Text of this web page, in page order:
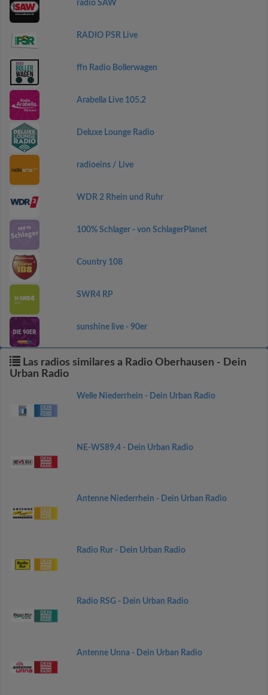
radio SAW
RADIO PSR Live
ffn Radio Bollerwagen
Arabella Live 105.2
Deluxe Lounge Radio
radioeins / Live
WDR 2 Rhein und Ruhr
100% Schlager - von SchlagerPlanet
Country 108
SWR4 RP
sunshine live - 90er
Las radios similares a Radio Oberhausen - Dein
Urban Radio
Welle Niederrhein - Dein Urban Radio
NE-WS89,4 - Dein Urban Radio
Antenne Niederrhein - Dein Urban Radio
Radio Rur - Dein Urban Radio
Radio RSG - Dein Urban Radio
Antenne Unna - Dein Urban Radio